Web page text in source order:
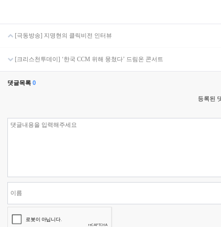
[극동방송] 지명현의 클릭비전 인터뷰
[크리스천투데이] ‘한국 CCM 위해 뭉쳤다’ 드림온 콘서트
댓글목록 0
등록된